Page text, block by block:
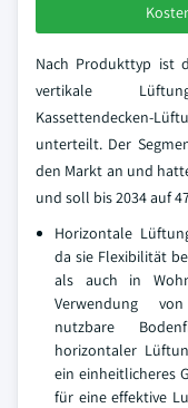
Nach Produkttyp ist
vertikale
Kassettendecken-
unterteilt. Der
den Markt an und
und soll bis 2034 auf
Horizontale
da sie Flexibilität
als auch in
Verwendung
nutzbare
horizontaler
ein einheitlicheres
für eine effektive